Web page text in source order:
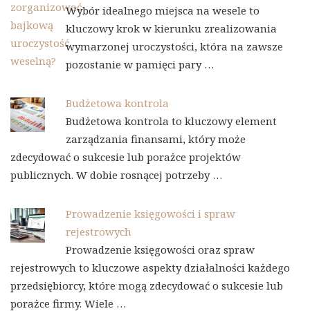
Wybór idealnego miejsca na wesele to
kluczowy krok w kierunku zrealizowania
wymarzonej uroczystości, która na zawsze
pozostanie w pamięci pary …
Budżetowa kontrola
Budżetowa kontrola to kluczowy element
zarządzania finansami, który może
zdecydować o sukcesie lub porażce projektów
publicznych. W dobie rosnącej potrzeby …
Prowadzenie księgowości i spraw
rejestrowych
Prowadzenie księgowości oraz spraw
rejestrowych to kluczowe aspekty działalności każdego
przedsiębiorcy, które mogą zdecydować o sukcesie lub
porażce firmy. Wiele …